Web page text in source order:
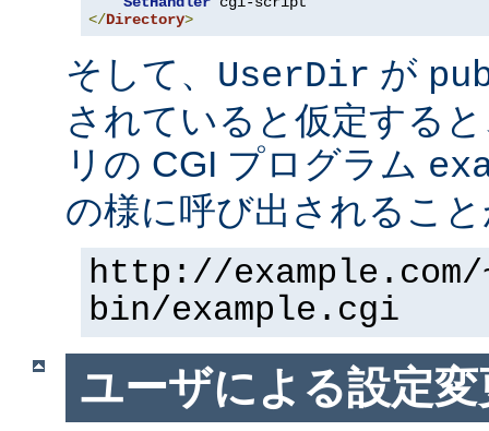
</Directory>
そして、 UserDir が
されていると仮定する
リの CGI プログラム
の様に呼び出されるこ
http://
bin/example.cgi
ユーザによる設定